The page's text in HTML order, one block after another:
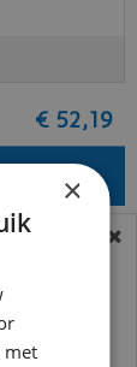
€ 52,19
zijn wij
niet
×
met